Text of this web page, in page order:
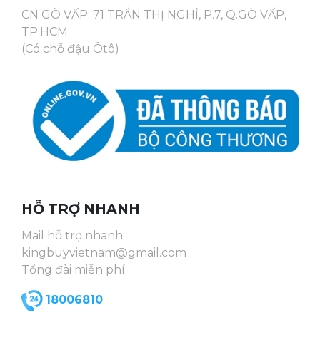
CN GÒ VẤP: 71 TRẦN THỊ NGHỈ, P.7, Q.GÒ VẤP,
TP.HCM
(Có chỗ đậu Ôtô)
HỖ TRỢ NHANH
Mail hỗ trợ nhanh:
kingbuyvietnam@gmail.com
Tổng đài miễn phí:
18006810